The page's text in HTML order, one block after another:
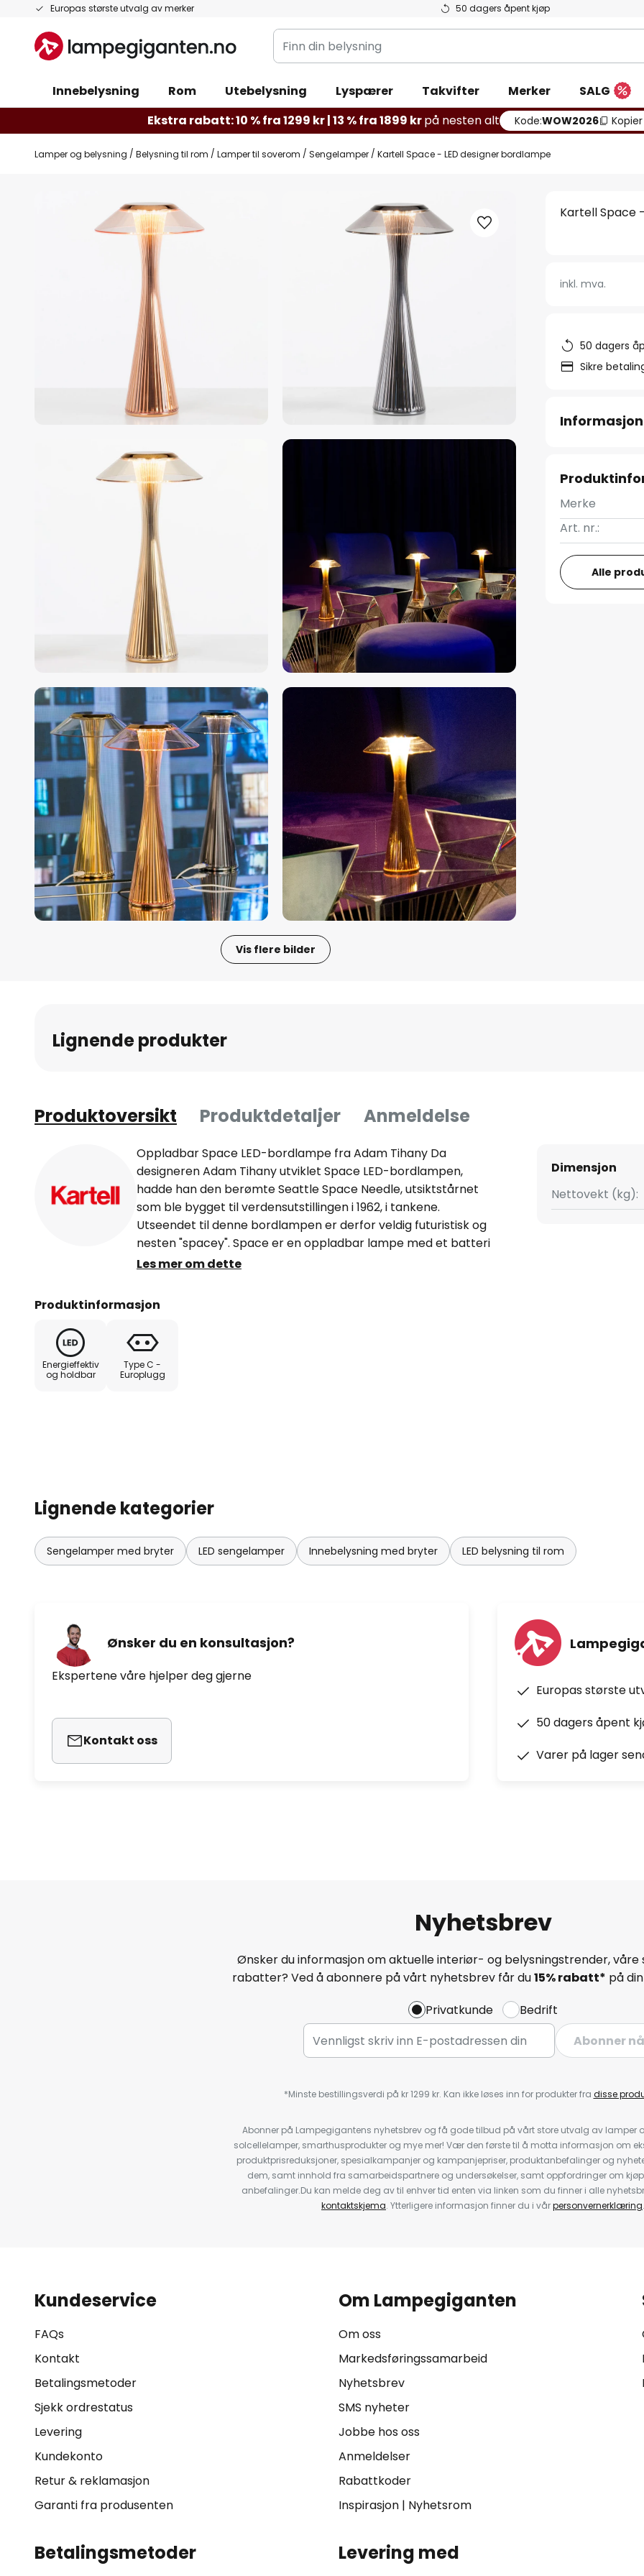
Europas største utvalg av merker 50 dagers åpent kjøp
Hopp
innhold
Finn
din
Innebelysning
Rom Utebelysning Lyspærer Takvifter Merker
SALG
Ekstra rabatt: 10 % fra 1299 kr | 13 % fra 1899 krpå nesten alt Kode:WOW2026 Kopier
Lamper og belysning Belysning til rom Lamper til soverom Sengelamper Kartell Space - LED designer bordlampe
Vis flere bilder
bildegalleri
Kartell Space
inkl. mva.
50 dagers
Sikre
Merke
Art. nr.:
Alle
Lignende produkter
Produktoversikt Produktdetaljer Anmeldelse
Oppladbar Space LED-bordlampe fra Adam Tihany Da
designeren Adam Tihany utviklet Space LED-bordlampen,
hadde han den berømte Seattle Space Needle, utsiktstårnet
som ble bygget til verdensutstillingen i 1962, i tankene.
Utseendet til denne bordlampen er derfor veldig futuristisk og
nesten "spacey". Space er en oppladbar lampe med et batteri
som garanterer en maksimal belysningstid på åtte timer.
plastmaterialer (PMMA og ABS), hvorav noen er gjennomsiktige
og andre ugjennomsiktige. Space slås av og på ved å berøre
lampeskjermens øvre del. For designfirmaet Kartell er plast i
alle former og farger et av de mest brukte materialene i deres
designprodukter, og noen av dem er så berømte at de har blitt
Les mer om dette
Produktinformasjon
Energieffektiv
og holdbar
Type C -
Europlugg
Dimensjon
Nettovekt (kg):
Lignende kategorier
Sengelamper med bryter LED sengelamper Innebelysning med bryter LED belysning til rom
Ønsker du en konsultasjon?
Ekspertene våre hjelper deg gjerne
Kontakt oss
Europas største
50 dagers åpent
Varer på lager
Nyhetsbrev
Ønsker du informasjon om aktuelle interiør- og belysningstrender, våre
rabatter? Ved å abonnere på vårt nyhetsbrev får du15% rabatt* på
Privatkunde
Bedrift
Abonner nå
*Minste bestillingsverdi på kr 1299 kr. Kan ikke løses inn for produkter fra disse
Abonner på Lampegigantens nyhetsbrev og få gode tilbud på vårt store utvalg av lamper
solcellelamper, smarthusprodukter og mye mer! Vær den første til å motta informasjon om
produktprisreduksjoner, spesialkampanjer og kampanjepriser, produktanbefalinger og
dem, samt innhold fra samarbeidspartnere og undersøkelser, samt oppfordringer om
anbefalinger.Du kan melde deg av til enhver tid enten via linken som du finner i alle
kontaktskjema. Ytterligere informasjon finner du i vårpersonvernerklæring.
Kundeservice
FAQs
Kontakt
Betalingsmetoder
Sjekk ordrestatus
Levering
Kundekonto
Retur & reklamasjon
Garanti fra produsenten
Om Lampegiganten
Om oss
Markedsføringssamarbeid
Nyhetsbrev
SMS nyheter
Jobbe hos oss
Anmeldelser
Rabattkoder
Inspirasjon| Nyhetsrom
Betalingsmetoder Levering med